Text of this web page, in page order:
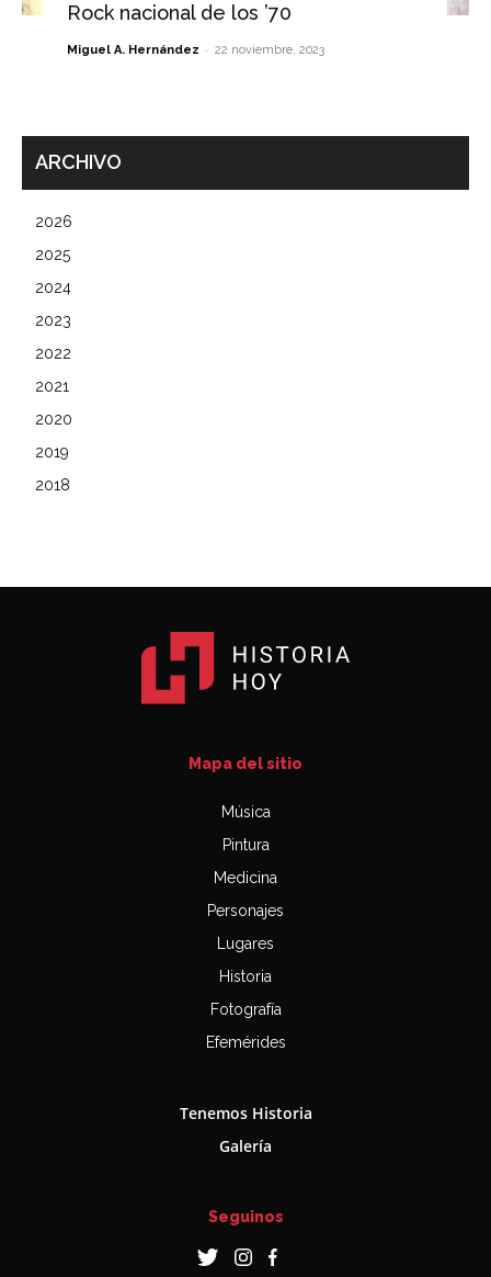
Rock nacional de los ’70
Miguel A. Hernández - 22 noviembre, 2023
ARCHIVO
2026
2025
2024
2023
2022
2021
2020
2019
2018
Mapa del sitio
Música
Pintura
Medicina
Personajes
Lugares
Historia
Fotografía
Efemérides
Tenemos Historia
Galería
Seguinos